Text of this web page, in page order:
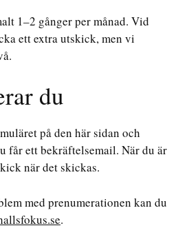
1–2 gånger per månad. Vid
ett extra utskick, men vi
du
på den här sidan och
får ett bekräftelsemail. När du är
när det skickas.
med prenumerationen kan du
.